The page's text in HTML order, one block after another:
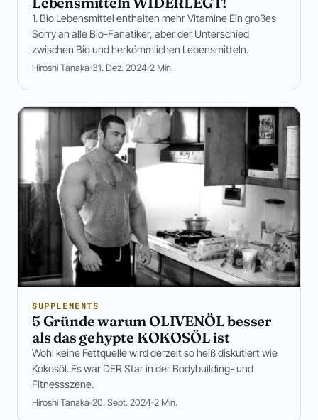
1. Bio Lebensmittel enthalten mehr Vitamine Ein großes
Sorry an alle Bio-Fanatiker, aber der Unterschied
zwischen Bio und herkömmlichen Lebensmitteln.
Hiroshi Tanaka 31. Dez. 2024 2 Min.
SUPPLEMENTS
5 Gründe warum OLIVENÖL besser
als das gehypte KOKOSÖL ist
Wohl keine Fettquelle wird derzeit so heiß diskutiert wie
Kokosöl. Es war DER Star in der Bodybuilding- und
Fitnessszene.
Hiroshi Tanaka 20. Sept. 2024 2 Min.